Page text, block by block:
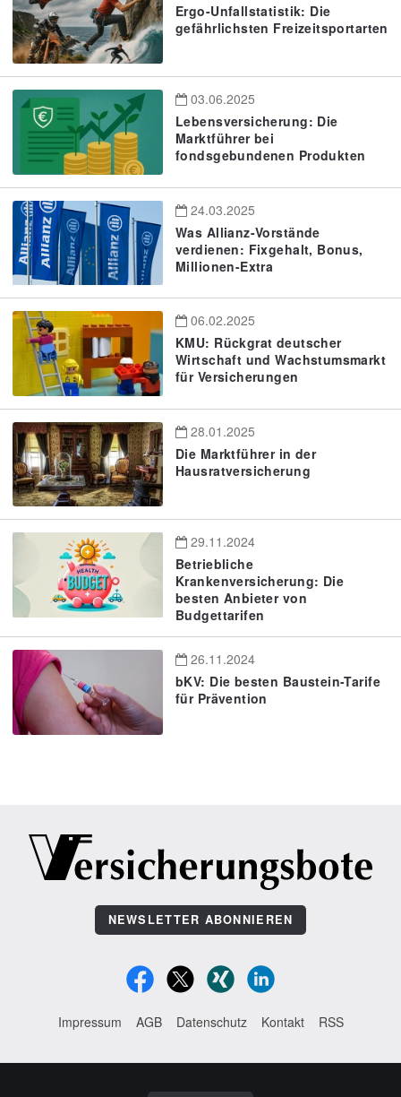
Ergo-Unfallstatistik: Die
gefährlichsten Freizeitsportarten
03.06.2025
Lebensversicherung: Die
Marktführer bei
fondsgebundenen Produkten
24.03.2025
Was Allianz-Vorstände
verdienen: Fixgehalt, Bonus,
Millionen-Extra
06.02.2025
KMU: Rückgrat deutscher
Wirtschaft und Wachstumsmarkt
für Versicherungen
28.01.2025
Die Marktführer in der
Hausratversicherung
29.11.2024
Betriebliche
Krankenversicherung: Die
besten Anbieter von
Budgettarifen
26.11.2024
bKV: Die besten Baustein-Tarife
für Prävention
NEWSLETTER ABONNIEREN
Impressum AGB Datenschutz Kontakt RSS